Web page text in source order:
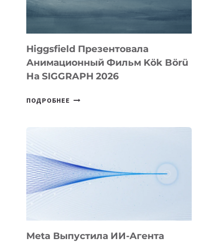
Higgsfield Презентовала
Анимационный Фильм Kök Börü
На SIGGRAPH 2026
ПОДРОБНЕЕ HIGGSFIELD
BÖRÜ
НА
SIGGRAPH
Meta Выпустила ИИ-Агента